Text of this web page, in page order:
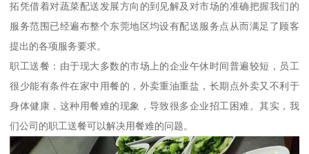
拓凭借着对蔬菜配送发展方向的到见解及对市场的准确把握我们的
服务范围已经遍布整个东莞地区均设有配送服务点从而满足了顾客
提出的各项服务要求。
职工送餐：由于现大多数的市场上的企业午休时间普遍较短，员工
很少能有条件在家中用餐的，外卖重油重盐，长期点外卖又不利于
身体健康，这种用餐难的现象，导致很多企业招工困难。其实，我
们公司的职工送餐可以解决用餐难的问题。